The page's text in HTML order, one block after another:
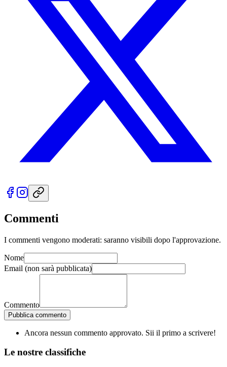
Commenti
I commenti vengono moderati: saranno visibili dopo l'approvazione.
Nome
Email (non sarà pubblicata)
Commento
Pubblica commento
Ancora nessun commento approvato. Sii il primo a scrivere!
Le nostre classifiche